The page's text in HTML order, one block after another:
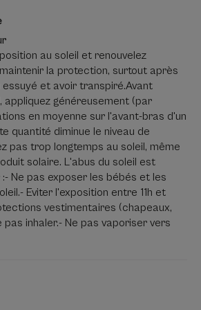
MOT DE L’EXPERT
A-DERMA vous
protéger votre peau
au soleil.
au soleil et renouvelez
la protection, surtout après
et avoir transpiré.Avant
appliquez généreusement (par
en moyenne sur l'avant-bras d'un
quantité diminue le niveau de
pas trop longtemps au soleil, même
solaire. L'abus du soleil est
Ne pas exposer les bébés et les
Eviter l'exposition entre 11h et
vestimentaires (chapeaux,
pas inhaler.- Ne pas vaporiser vers